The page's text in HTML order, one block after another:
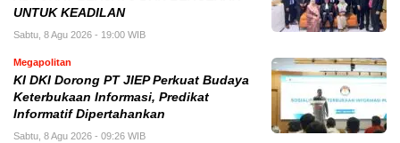
UNTUK KEADILAN
Sabtu, 8 Agu 2026 - 19:00 WIB
Megapolitan
KI DKI Dorong PT JIEP Perkuat Budaya
Keterbukaan Informasi, Predikat
Informatif Dipertahankan
Sabtu, 8 Agu 2026 - 09:26 WIB